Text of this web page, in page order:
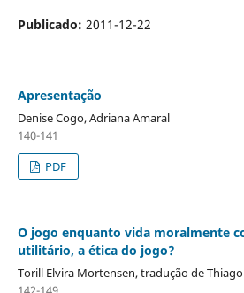
Publicado: 2011-12-22
Apresentação
Denise Cogo, Adriana Amaral
140-141
PDF
O jogo enquanto vida moralmente
utilitário, a ética do jogo?
Torill Elvira Mortensen, tradução de